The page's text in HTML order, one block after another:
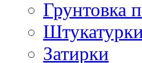
Грунтовка
Затирки